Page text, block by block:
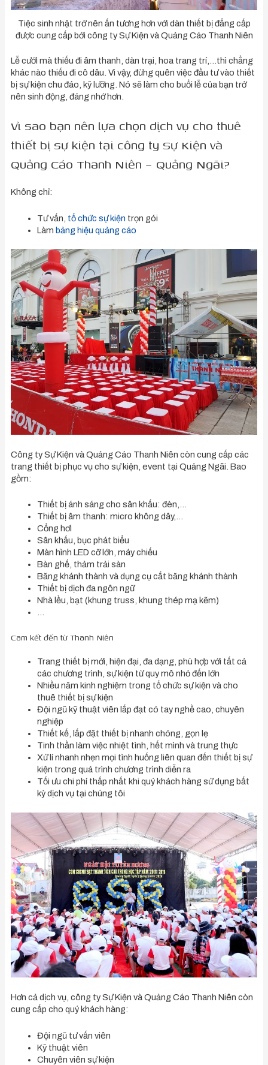
Tiệc sinh nhật trở nên ấn tương hơn với dàn thiết bị đẳng cấp
được cung cấp bởi công ty Sự Kiện và Quảng Cáo Thanh Niên
Lễ cưới mà thiếu đi âm thanh, dàn trại, hoa trang trí,…thì chẳng
khác nào thiếu đi cô dâu. Vì vậy, đừng quên việc đầu tư vào thiết
bị sự kiện chu đáo, kỹ lưỡng. Nó sẽ làm cho buổi lễ của bạn trở
nên sinh động, đáng nhớ hơn.
Vì sao bạn nên lựa chọn dịch vụ cho thuê
thiết bị sự kiện tại công ty Sự Kiện và
Quảng Cáo Thanh Niên – Quảng Ngãi?
Không chỉ:
Tư vấn, tổ chức sự kiện trọn gói
Làm bảng hiệu quảng cáo
Công ty Sự Kiện và Quảng Cáo Thanh Niên còn cung cấp các
trang thiết bị phục vụ cho sự kiện, event tại Quảng Ngãi. Bao
gồm:
Thiết bị ánh sáng cho sân khấu: đèn,…
Thiết bị âm thanh: micro không dây,…
Cổng hơi
Sân khấu, bục phát biểu
Màn hình LED cỡ lớn, máy chiếu
Bàn ghế, thảm trải sàn
Băng khánh thành và dụng cụ cắt băng khánh thành
Thiết bị dịch đa ngôn ngữ
Nhà lều, bạt (khung truss, khung thép mạ kẽm)
…
Cam kết đến từ Thanh Niên
Trang thiết bị mới, hiện đại, đa dạng, phù hợp với tất cả
các chương trình, sự kiện từ quy mô nhỏ đến lớn
Nhiều năm kinh nghiệm trong tổ chức sự kiện và cho
thuê thiết bị sự kiện
Đội ngũ kỹ thuật viên lắp đạt có tay nghề cao, chuyên
nghiệp
Thiết kế, lắp đặt thiết bị nhanh chóng, gọn lẹ
Tinh thần làm việc nhiệt tình, hết mình và trung thực
Xử lí nhanh nhẹn mọi tình huống liên quan đến thiết bị sự
kiện trong quá trình chương trình diễn ra
Tối ưu chi phí thấp nhất khi quý khách hàng sử dụng bất
kỳ dịch vụ tại chúng tôi
Hơn cả dịch vụ, công ty Sự Kiện và Quảng Cáo Thanh Niên còn
cung cấp cho quý khách hàng:
Đội ngũ tư vấn viên
Kỹ thuật viên
Chuyên viên sự kiện